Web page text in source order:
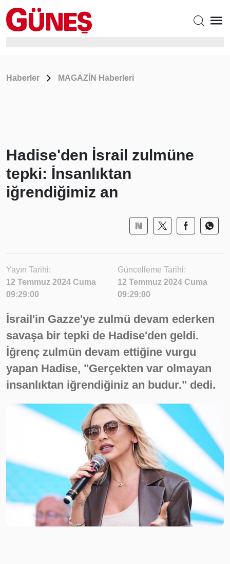
Haberler MAGAZİN Haberleri
Hadise'den İsrail zulmüne
tepki: İnsanlıktan
iğrendiğimiz an
Yayın Tarihi:
12 Temmuz 2024 Cuma
09:29:00
Güncelleme Tarihi:
12 Temmuz 2024 Cuma
09:29:00
İsrail'in Gazze'ye zulmü devam ederken
savaşa bir tepki de Hadise'den geldi.
İğrenç zulmün devam ettiğine vurgu
yapan Hadise, "Gerçekten var olmayan
insanlıktan iğrendiğiniz an budur." dedi.